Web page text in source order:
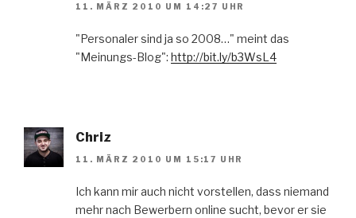
11. MÄRZ 2010 UM 14:27 UHR
"Personaler sind ja so 2008…" meint das
"Meinungs-Blog": http://bit.ly/b3WsL4
Chriz
11. MÄRZ 2010 UM 15:17 UHR
Ich kann mir auch nicht vorstellen, dass niemand
mehr nach Bewerbern online sucht, bevor er sie